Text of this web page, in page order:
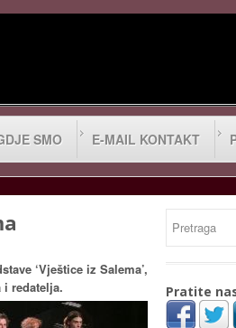
SMO E-MAIL KONTAKT
‘Vještice iz Salema’,
redatelja.
Pratite